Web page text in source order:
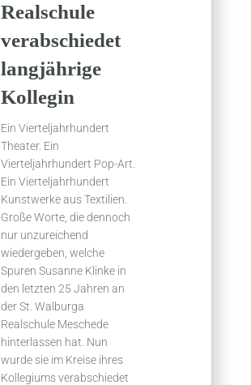
Realschule
verabschiedet
langjährige
Kollegin
Ein Vierteljahrhundert
Theater. Ein
Vierteljahrhundert Pop-Art.
Ein Vierteljahrhundert
Kunstwerke aus Textilien.
Große Worte, die dennoch
nur unzureichend
wiedergeben, welche
Spuren Susanne Klinke in
den letzten 25 Jahren an
der St. Walburga
Realschule Meschede
hinterlassen hat. Nun
wurde sie im Kreise ihres
Kollegiums verabschiedet